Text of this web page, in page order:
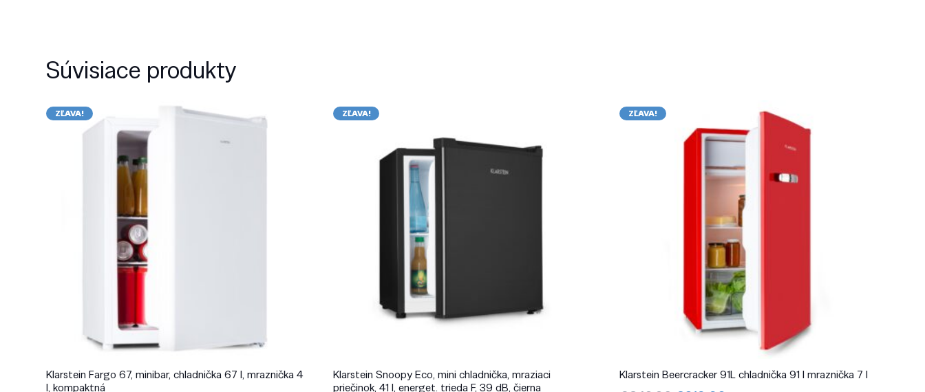
Súvisiace produkty
ZĽAVA!
Klarstein Fargo 67, minibar, chladnička 67 l, mraznička 4
l, kompaktná
ZĽAVA!
Klarstein Snoopy Eco, mini chladnička, mraziaci
priečinok, 41 l, energet. trieda F, 39 dB, čierna
ZĽAVA!
Klarstein Beercracker 91L chladnička 91 l mraznička 7 l